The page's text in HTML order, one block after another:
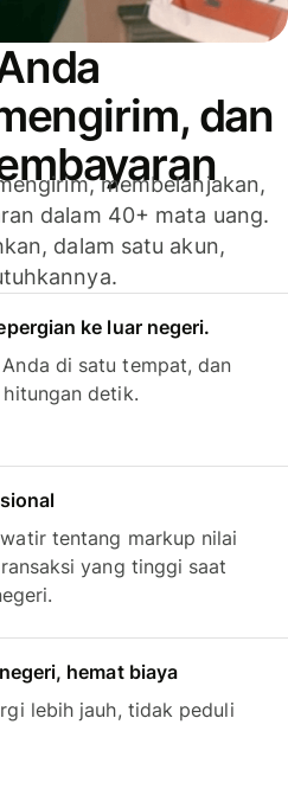
dan
membelanjakan,
dalam 40+ mata uang.
dalam satu akun,
ke luar negeri.
di satu tempat, dan
detik.
tentang markup nilai
yang tinggi saat
hemat biaya
lebih jauh, tidak peduli